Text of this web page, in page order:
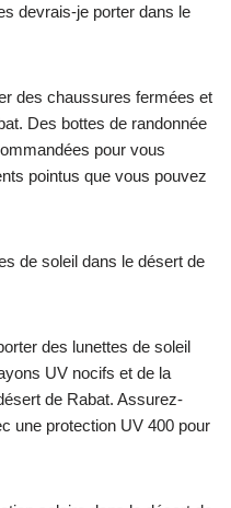
devrais-je porter dans le
des chaussures fermées et
Des bottes de randonnée
pour vous
pointus que vous pouvez
de soleil dans le désert de
des lunettes de soleil
UV nocifs et de la
de Rabat. Assurez-
une protection UV 400 pour